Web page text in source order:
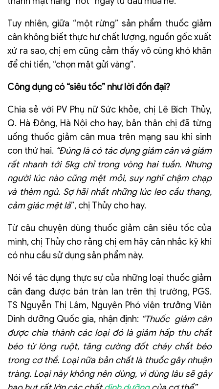
Tuy nhiên, giữa “một rừng” sản phẩm thuốc giảm
cân không biết thực hư chất lượng, nguồn gốc xuất
xứ ra sao, chị em cũng cảm thấy vô cùng khó khăn
để chi tiền, “chọn mặt gửi vàng”.
Công dụng có “siêu tốc” như lời đồn đại?
Chia sẻ với PV Phụ nữ Sức khỏe, chị Lê Bích Thủy,
Q. Hà Đông, Hà Nội cho hay, bản thân chị đã từng
uống thuốc giảm cân mua trên mạng sau khi sinh
con thứ hai. “Đúng là có tác dụng giảm cân và giảm
rất nhanh tới 5kg chỉ trong vòng hai tuần. Nhưng
người lúc nào cũng mệt mỏi, suy nghĩ chậm chạp
và thèm ngủ. Sợ hãi nhất những lúc leo cầu thang,
cảm giác mệt lả”, chị Thủy cho hay.
Từ câu chuyện dùng thuốc giảm cân siêu tốc của
mình, chị Thủy cho rằng chị em hãy cân nhắc kỹ khi
có nhu cầu sử dụng sản phẩm này.
Nói về tác dụng thực sự của những loại thuốc giảm
cân đang được bán tràn lan trên thị trường, PGS.
TS Nguyễn Thị Lâm, Nguyên Phó viện trưởng Viện
Dinh dưỡng Quốc gia, nhận định: “Thuốc giảm cân
được chia thành các loại đó là giảm hấp thu chất
béo từ lòng ruột, tăng cường đốt cháy chất béo
trong cơ thể. Loại nữa bản chất là thuốc gây nhuận
tràng. Loại này không nên dùng, vì dùng lâu sẽ gây